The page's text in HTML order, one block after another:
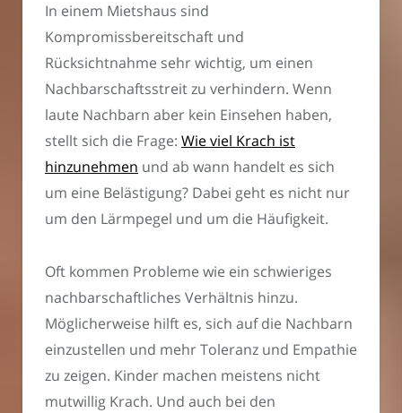
In einem Mietshaus sind
Kompromissbereitschaft und
Rücksichtnahme sehr wichtig, um einen
Nachbarschaftsstreit zu verhindern. Wenn
laute Nachbarn aber kein Einsehen haben,
stellt sich die Frage: Wie viel Krach ist
hinzunehmen und ab wann handelt es sich
um eine Belästigung? Dabei geht es nicht nur
um den Lärmpegel und um die Häufigkeit.
Oft kommen Probleme wie ein schwieriges
nachbarschaftliches Verhältnis hinzu.
Möglicherweise hilft es, sich auf die Nachbarn
einzustellen und mehr Toleranz und Empathie
zu zeigen. Kinder machen meistens nicht
mutwillig Krach. Und auch bei den